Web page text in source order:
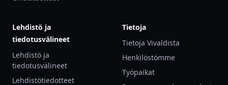
Lehdistö ja
tiedotusvälineet
Lehdistö ja
tiedotusvälineet
Lehdistötiedotteet
Tietoja
Tietoja Vivaldista
Henkilöstömme
Työpaikat